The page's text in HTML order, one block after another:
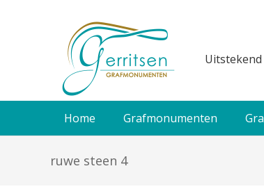
Uitstekend
Home Grafmonumenten
ruwe steen 4